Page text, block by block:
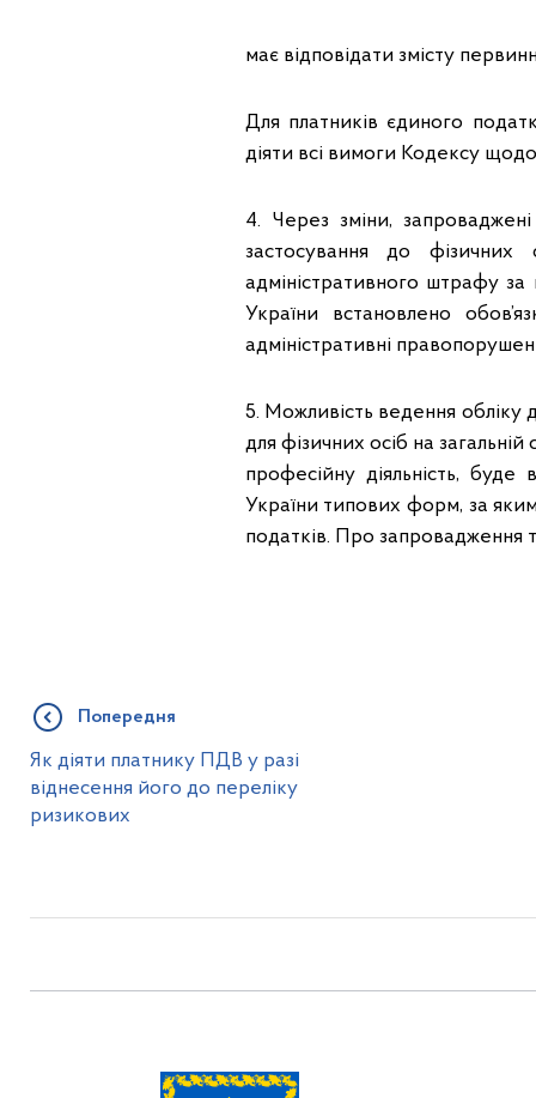
має відповідати змісту
Для платників єдиного
діяти всі вимоги Кодексу
4. Через зміни,
застосування до фізичних
адміністративного штрафу
України встановлено
адміністративні
5. Можливість ведення обліку
для фізичних осіб на
професійну діяльність,
України типових форм, за
податків. Про запровадження
Попередня
Як діяти платнику ПДВ у разі
віднесення його до переліку
ризикових